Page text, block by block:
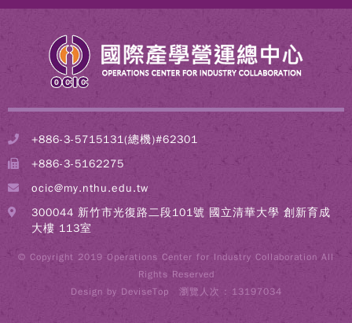
+886-3-5715131(總機)#62301
+886-3-5162275
ocic@my.nthu.edu.tw
300044 新竹市光復路二段101號 國立清華大學 創新育成
大樓 113室
© Copyright 2019 Operations Center for Industry Collaboration All
Rights Reserved
Design by DeviseTop 瀏覽人次 : 13197034